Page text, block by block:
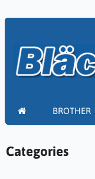
BROTHER
Categories